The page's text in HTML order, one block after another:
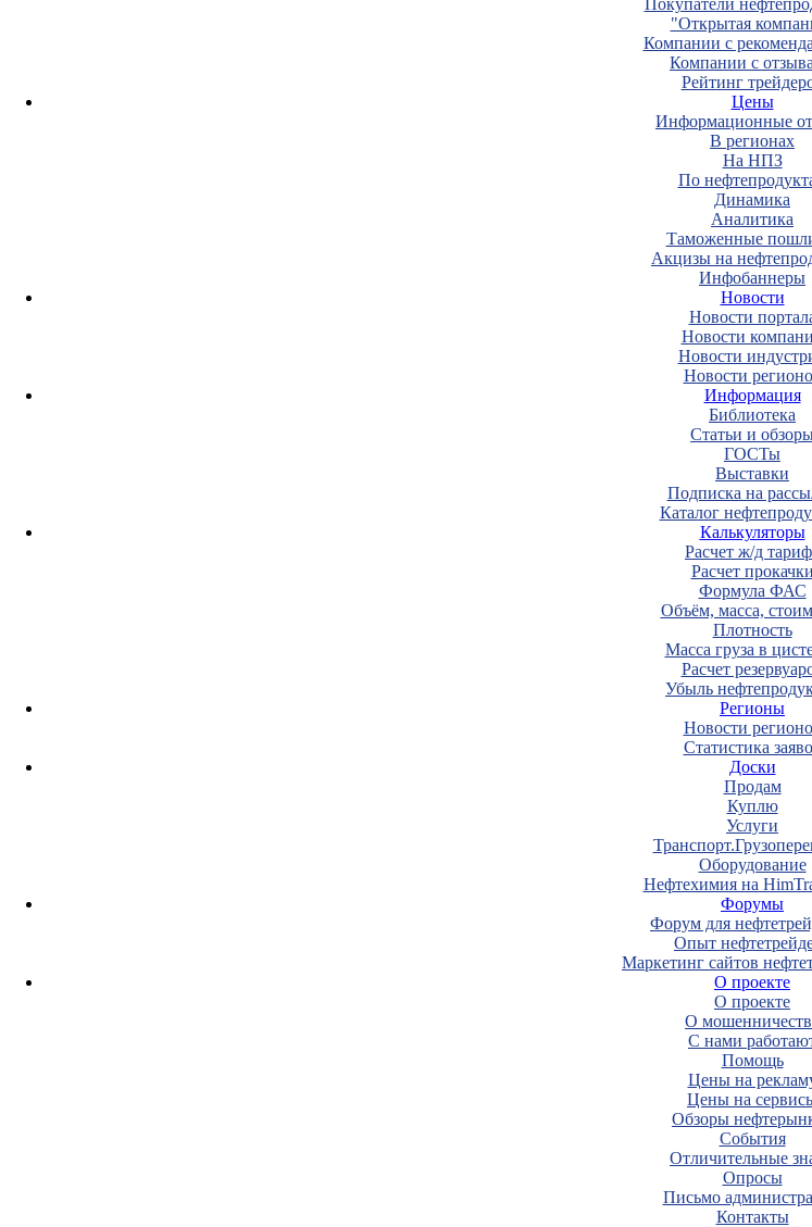
Покупатели
"Открытая
Компании с
Компании с
Рейтинг
Цены
Информационные
В регионах
На НПЗ
По
Динамика
Аналитика
Таможенные
Акцизы на
Инфобаннеры
Новости
Новости
Новости
Новости
Новости
Информация
Библиотека
Статьи и
ГОСТы
Выставки
Подписка на
Каталог
Калькуляторы
Расчет ж/д
Расчет прокачки
Формула ФАС
Объём, масса,
Плотность
Масса груза в
Расчет
Убыль
Регионы
Новости
Статистика
Доски
Продам
Куплю
Услуги
Оборудование
Нефтехимия на
Форумы
Форум для
Опыт
Маркетинг сайтов
О проекте
О проекте
О
С нами
Помощь
Цены на
Цены на
Обзоры
События
Отличительные
Опросы
Письмо
Контакты